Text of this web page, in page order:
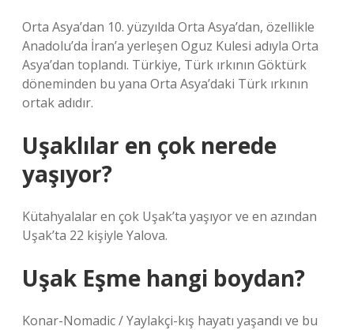
Orta Asya’dan 10. yüzyılda Orta Asya’dan, özellikle
Anadolu’da İran’a yerleşen Oguz Kulesi adıyla Orta
Asya’dan toplandı. Türkiye, Türk ırkının Göktürk
döneminden bu yana Orta Asya’daki Türk ırkının
ortak adıdır.
Uşaklılar en çok nerede
yaşıyor?
Kütahyalalar en çok Uşak’ta yaşıyor ve en azından
Uşak’ta 22 kişiyle Yalova.
Uşak Eşme hangi boydan?
Konar-Nomadic / Yaylakçi-kış hayatı yaşandı ve bu